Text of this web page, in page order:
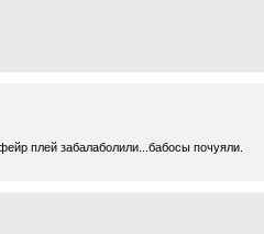
плей забалаболили...бабосы почуяли.